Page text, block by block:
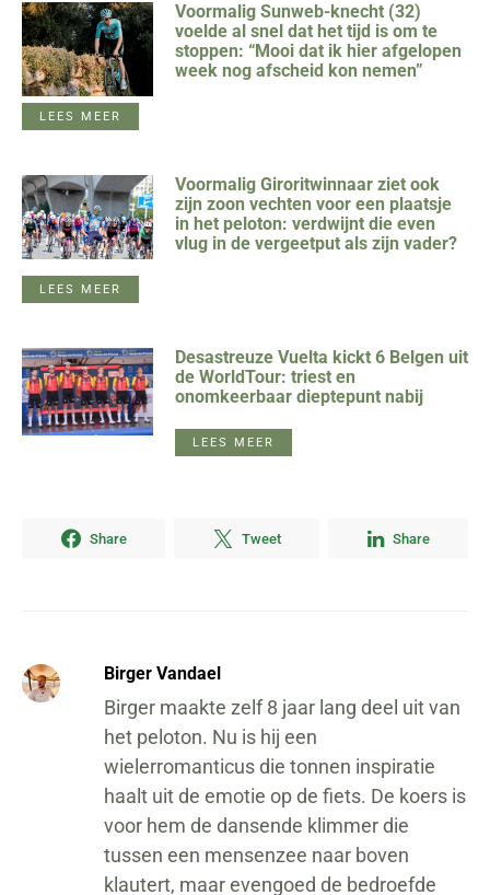
Voormalig Sunweb-knecht (32)
voelde al snel dat het tijd is om te
stoppen: “Mooi dat ik hier afgelopen
week nog afscheid kon nemen”
LEES MEER
Voormalig Giroritwinnaar ziet ook
zijn zoon vechten voor een plaatsje
in het peloton: verdwijnt die even
vlug in de vergeetput als zijn vader?
LEES MEER
Desastreuze Vuelta kickt 6 Belgen uit
de WorldTour: triest en
onomkeerbaar dieptepunt nabij
LEES MEER
Share Tweet Share
Birger Vandael
Birger maakte zelf 8 jaar lang deel uit van
het peloton. Nu is hij een
wielerromanticus die tonnen inspiratie
haalt uit de emotie op de fiets. De koers is
voor hem de dansende klimmer die
tussen een mensenzee naar boven
klautert, maar evengoed de bedroefde